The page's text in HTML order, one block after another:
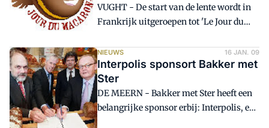
VUGHT - De start van de lente wordt in
Frankrijk uitgeroepen tot 'Le Jour du
Rouw uit Vught lanceert op die dag een
eigen versie van de macaron de Paris, in
een verpakking met verschillende
vullingen.
NIEUWS 16 JAN. 09
Interpolis sponsort Bakker met
Ster
DE MEERN - Bakker met Ster heeft een
belangrijke sponsor erbij: Interpolis, een
van de grootste verzekeraars van